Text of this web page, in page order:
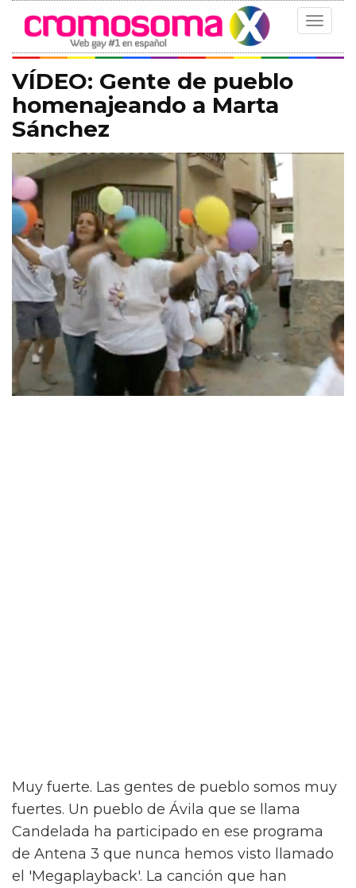
Toggle
VÍDEO: Gente de pueblo
homenajeando a Marta
Sánchez
Muy fuerte. Las gentes de pueblo somos muy
fuertes. Un pueblo de Ávila que se llama
Candelada ha participado en ese programa
de Antena 3 que nunca hemos visto llamado
el 'Megaplayback'. La canción que han